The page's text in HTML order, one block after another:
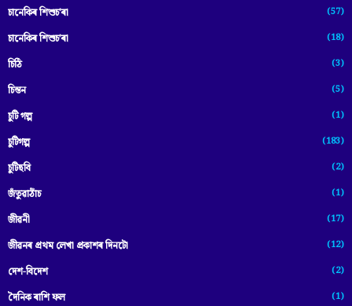
চানেকিৰ শিশুচ'ৰা (57)
চানেকিৰ শিশুচ’ৰা (18)
চিঠি (3)
চিন্তন (5)
চুটি গল্প (1)
চুটিগল্প (183)
চুটিছবি (2)
জঁতুৱাঠাঁচ (1)
জীৱনী (17)
জীৱনৰ প্ৰথম লেখা প্ৰকাশৰ দিনটো (12)
দেশ-বিদেশ (2)
দৈনিক ৰাশি ফল (1)